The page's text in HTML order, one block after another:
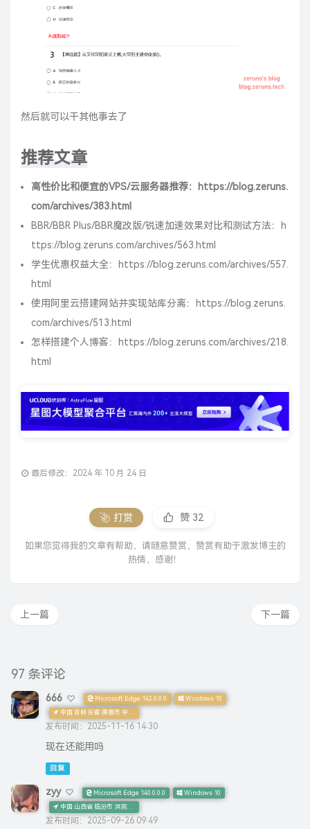
然后就可以干其他事去了
推荐文章
高性价比和便宜的VPS/云服务器推荐：
https://blog.zeruns.
com/archives/383.html
BBR/BBR Plus/BBR魔改版/锐速加速效果对比和测试方法：
h
ttps://blog.zeruns.com/archives/563.html
学生优惠权益大全：
https://blog.zeruns.com/archives/557.
html
使用阿里云搭建网站并实现站库分离：
https://blog.zeruns.
com/archives/513.html
怎样搭建个人博客：
https://blog.zeruns.com/archives/218.
html
最后修改：2024 年 10 月 24 日
打赏 赞 32
如果您觉得我的文章有帮助，请随意赞赏，赞赏有助于激发博主的
热情，感谢！
下一篇
上一篇
97 条评论
666 Microsoft Edge 142.0.0.0 Windows 10
中国 吉林 长春 德惠市 中移铁通 CN AS
发布时间：2025-11-16 14:30
现在还能用吗
回复
zyy Microsoft Edge 140.0.0.0 Windows 10
中国 山西省 临汾市 洪洞县 中国联通 公众宽带
发布时间：2025-09-26 09:49